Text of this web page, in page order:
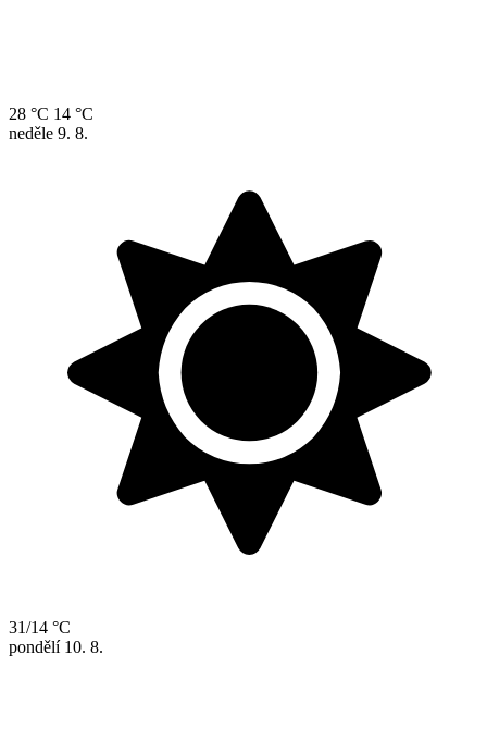
28 °C 14 °C
neděle 9. 8.
31/14 °C
pondělí 10. 8.